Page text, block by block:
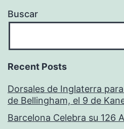
Buscar
Recent Posts
Dorsales de Inglaterra
de Bellingham, el 9 de
Barcelona Celebra su 126